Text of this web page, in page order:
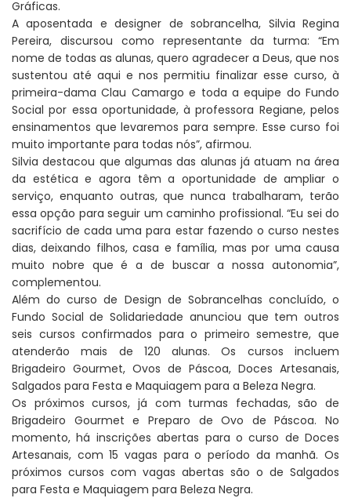
Gráficas.
A aposentada e designer de sobrancelha, Silvia Regina
Pereira, discursou como representante da turma: “Em
nome de todas as alunas, quero agradecer a Deus, que nos
sustentou até aqui e nos permitiu finalizar esse curso, à
primeira-dama Clau Camargo e toda a equipe do Fundo
Social por essa oportunidade, à professora Regiane, pelos
ensinamentos que levaremos para sempre. Esse curso foi
muito importante para todas nós”, afirmou.
Silvia destacou que algumas das alunas já atuam na área
da estética e agora têm a oportunidade de ampliar o
serviço, enquanto outras, que nunca trabalharam, terão
essa opção para seguir um caminho profissional. “Eu sei do
sacrifício de cada uma para estar fazendo o curso nestes
dias, deixando filhos, casa e família, mas por uma causa
muito nobre que é a de buscar a nossa autonomia”,
complementou.
Além do curso de Design de Sobrancelhas concluído, o
Fundo Social de Solidariedade anunciou que tem outros
seis cursos confirmados para o primeiro semestre, que
atenderão mais de 120 alunas. Os cursos incluem
Brigadeiro Gourmet, Ovos de Páscoa, Doces Artesanais,
Salgados para Festa e Maquiagem para a Beleza Negra.
Os próximos cursos, já com turmas fechadas, são de
Brigadeiro Gourmet e Preparo de Ovo de Páscoa. No
momento, há inscrições abertas para o curso de Doces
Artesanais, com 15 vagas para o período da manhã. Os
próximos cursos com vagas abertas são o de Salgados
para Festa e Maquiagem para Beleza Negra.